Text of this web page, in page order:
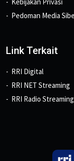
Pedoman Media
Link Terkait
RRI Digital
RRI NET Streaming
RRI Radio Streaming